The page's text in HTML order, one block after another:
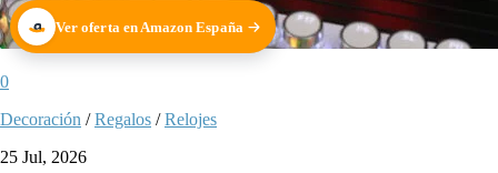
Ver oferta en Amazon España
0
Decoración /Regalos /Relojes
25 Jul, 2026